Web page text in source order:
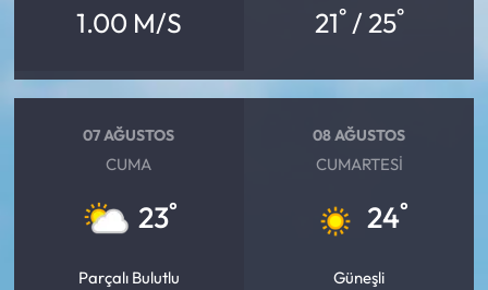
1.00 M/S 21°/ 25°
07 AĞUSTOS
CUMA
23°
Parçalı Bulutlu
08 AĞUSTOS
CUMARTESI
24°
Güneşli